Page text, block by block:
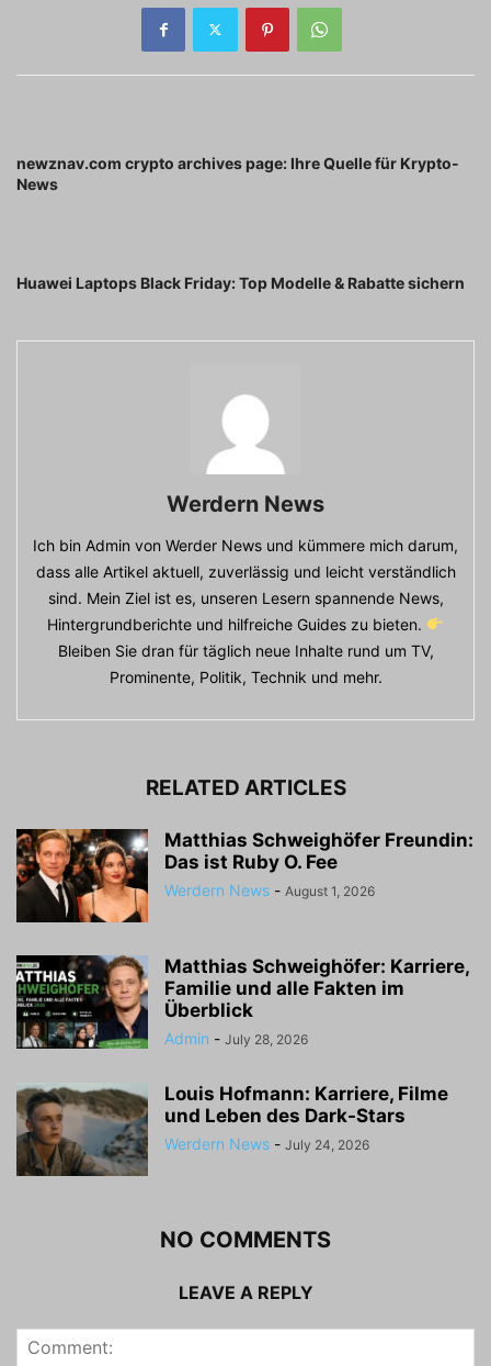
newznav.com crypto archives page: Ihre Quelle für Krypto-
News
Huawei Laptops Black Friday: Top Modelle & Rabatte sichern
Werdern News
Ich bin Admin von Werder News und kümmere mich darum,
dass alle Artikel aktuell, zuverlässig und leicht verständlich
sind. Mein Ziel ist es, unseren Lesern spannende News,
Hintergrundberichte und hilfreiche Guides zu bieten.
Bleiben Sie dran für täglich neue Inhalte rund um TV,
Prominente, Politik, Technik und mehr.
RELATED ARTICLES
Matthias Schweighöfer Freundin:
Das ist Ruby O. Fee
Werdern News - August 1, 2026
Matthias Schweighöfer: Karriere,
Familie und alle Fakten im
Überblick
Admin - July 28, 2026
Louis Hofmann: Karriere, Filme
und Leben des Dark-Stars
Werdern News - July 24, 2026
NO COMMENTS
LEAVE A REPLY